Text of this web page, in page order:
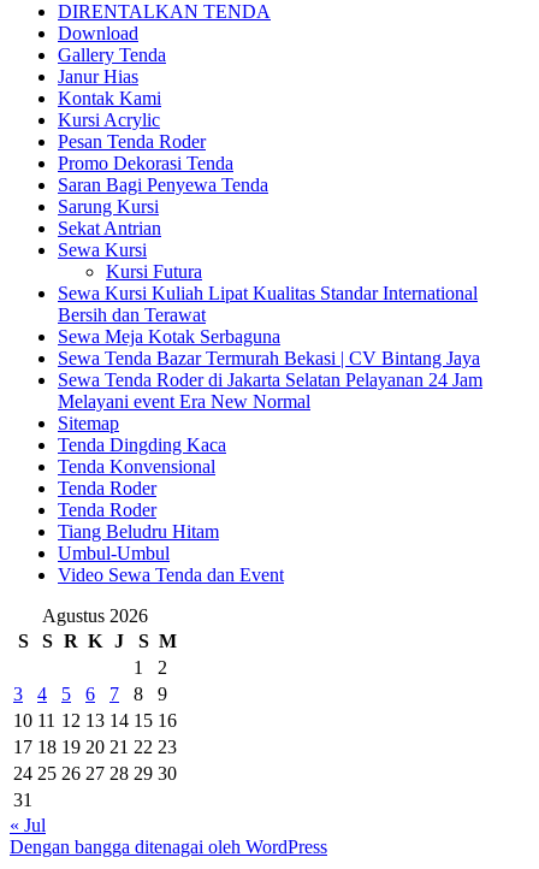
DIRENTALKAN TENDA
Download
Gallery Tenda
Janur Hias
Kontak Kami
Kursi Acrylic
Pesan Tenda Roder
Promo Dekorasi Tenda
Saran Bagi Penyewa Tenda
Sarung Kursi
Sekat Antrian
Sewa Kursi
Kursi Futura
Sewa Kursi Kuliah Lipat Kualitas Standar International
Bersih dan Terawat
Sewa Meja Kotak Serbaguna
Sewa Tenda Bazar Termurah Bekasi | CV Bintang Jaya
Sewa Tenda Roder di Jakarta Selatan Pelayanan 24 Jam
Melayani event Era New Normal
Sitemap
Tenda Dingding Kaca
Tenda Konvensional
Tenda Roder
Tenda Roder
Tiang Beludru Hitam
Umbul-Umbul
Video Sewa Tenda dan Event
Agustus 2026
S
S R K J S M
1
2
3
4 5 6 7 8
9
10 11 12 13 14 15 16
17 18 19 20 21 22 23
24 25 26 27 28 29 30
31
« Jul
Dengan bangga ditenagai oleh WordPress